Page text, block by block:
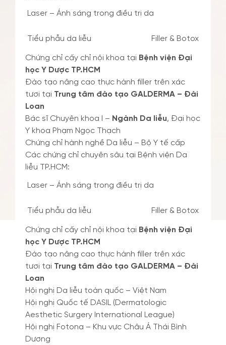
Laser – Ánh sáng trong điều trị da
Tiểu phẫu da liễu Filler & Botox
Chứng chỉ cấy chỉ nội khoa tại Bệnh viện Đại
học Y Dược TP.HCM
Đào tạo nâng cao thực hành filler trên xác
tươi tại Trung tâm đào tạo GALDERMA – Đài
Loan
Bác sĩ Chuyên khoa I – Ngành Da liễu, Đại học
Y khoa Phạm Ngọc Thạch
Chứng chỉ hành nghề Da liễu – Bộ Y tế cấp
Các chứng chỉ chuyên sâu tại Bệnh viện Da
liễu TP.HCM:
Laser – Ánh sáng trong điều trị da
Tiểu phẫu da liễu Filler & Botox
Chứng chỉ cấy chỉ nội khoa tại Bệnh viện Đại
học Y Dược TP.HCM
Đào tạo nâng cao thực hành filler trên xác
tươi tại Trung tâm đào tạo GALDERMA – Đài
Loan
Hội nghị Da liễu toàn quốc – Việt Nam
Hội nghị Quốc tế DASIL (Dermatologic
Aesthetic Surgery International League)
Hội nghị Fotona – Khu vực Châu Á Thái Bình
Dương